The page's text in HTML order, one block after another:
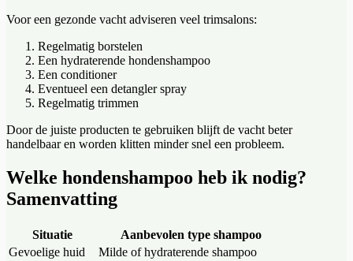
Voor een gezonde vacht adviseren veel trimsalons:
Regelmatig borstelen
Een hydraterende hondenshampoo
Een conditioner
Eventueel een detangler spray
Regelmatig trimmen
Door de juiste producten te gebruiken blijft de vacht beter
handelbaar en worden klitten minder snel een probleem.
Welke hondenshampoo heb ik nodig?
Samenvatting
Situatie
Aanbevolen type shampoo
Gevoelige huid
Milde of hydraterende shampoo